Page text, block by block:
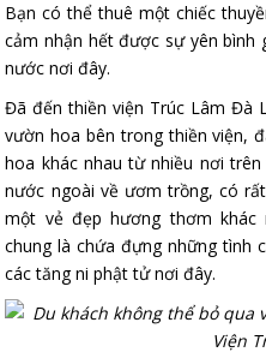
Bạn có thể thuê một chiếc
cảm nhận hết được sự yên bình
nước nơi đây.
Đã đến thiền viện Trúc Lâm Đà
vườn hoa bên trong thiền viện,
hoa khác nhau từ nhiều nơi
nước ngoài về ươm trồng, có
một vẻ đẹp hương thơm khác
chung là chứa đựng những tình
các tăng ni phật tử nơi đây.